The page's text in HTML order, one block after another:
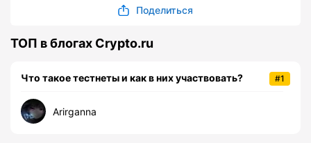
Поделиться
ТОП в блогах Crypto.ru
#1
Что такое тестнеты и как в них участвовать?
Arirganna